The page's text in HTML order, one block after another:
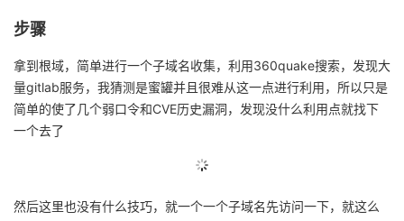
的
博
客
我
的
论
我
的
子
我
直
的
我
学
堂
我
课
的
我
持
我
的
术
我
云
步骤
拿到根域，简单进行一个子域名收集，利用360quake搜索，发现大
量gitlab服务，我猜测是蜜罐并且很难从这一点进行利用，所以只是
简单的使了几个弱口令和CVE历史漏洞，发现没什么利用点就找下
一个去了
然后这里也没有什么技巧，就一个一个子域名先访问一下，就这么